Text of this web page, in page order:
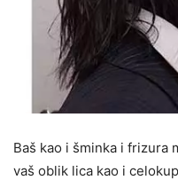
Baš kao i šminka i frizura
vaš oblik lica kao i